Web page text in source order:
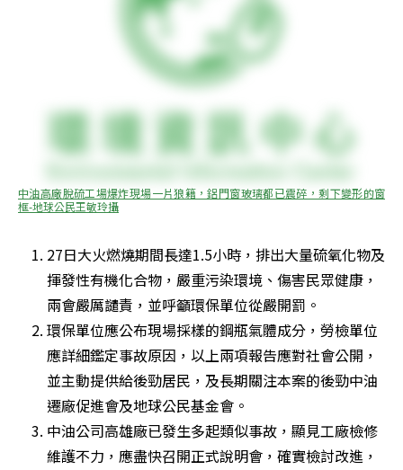
中油高廠脫硫工場爆炸現場一片狼籍，鋁門窗玻璃都已震碎，剩下變形的窗
框-地球公民王敏玲攝
27日大火燃燒期間長達1.5小時，排出大量硫氧化物及
揮發性有機化合物，嚴重污染環境、傷害民眾健康，
兩會嚴厲譴責，並呼籲環保單位從嚴開罰。
環保單位應公布現場採樣的鋼瓶氣體成分，勞檢單位
應詳細鑑定事故原因，以上兩項報告應對社會公開，
並主動提供給後勁居民，及長期關注本案的後勁中油
遷廠促進會及地球公民基金會。
中油公司高雄廠已發生多起類似事故，顯見工廠檢修
維護不力，應盡快召開正式說明會，確實檢討改進，